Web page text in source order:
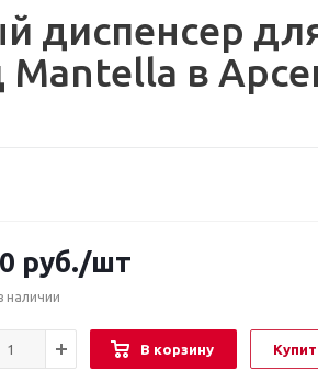
диспенсер
в
руб./шт
наличии
В корзину